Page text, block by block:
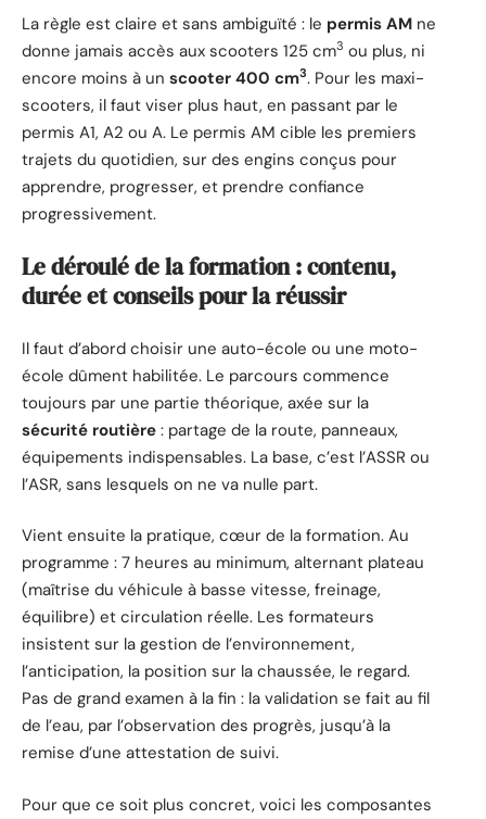
La règle est claire et sans ambiguïté : le permis AM ne
donne jamais accès aux scooters 125 cm3 ou plus, ni
encore moins à un scooter 400 cm3. Pour les maxi-
scooters, il faut viser plus haut, en passant par le
permis A1, A2 ou A. Le permis AM cible les premiers
trajets du quotidien, sur des engins conçus pour
apprendre, progresser, et prendre confiance
progressivement.
Le déroulé de la formation : contenu,
durée et conseils pour la réussir
Il faut d’abord choisir une auto-école ou une moto-
école dûment habilitée. Le parcours commence
toujours par une partie théorique, axée sur la
sécurité routière : partage de la route, panneaux,
équipements indispensables. La base, c’est l’ASSR ou
l’ASR, sans lesquels on ne va nulle part.
Vient ensuite la pratique, cœur de la formation. Au
programme : 7 heures au minimum, alternant plateau
(maîtrise du véhicule à basse vitesse, freinage,
équilibre) et circulation réelle. Les formateurs
insistent sur la gestion de l’environnement,
l’anticipation, la position sur la chaussée, le regard.
Pas de grand examen à la fin : la validation se fait au fil
de l’eau, par l’observation des progrès, jusqu’à la
remise d’une attestation de suivi.
Pour que ce soit plus concret, voici les composantes